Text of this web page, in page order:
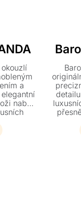
a
nabízí
dodá